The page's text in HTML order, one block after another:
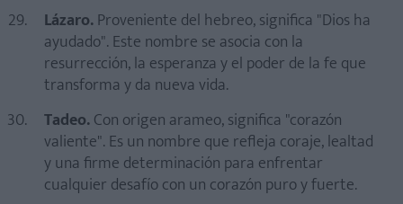
Lázaro.Proveniente del hebreo, significa "Dios ha
ayudado". Este nombre se asocia con la
resurrección, la esperanza y el poder de la fe que
transforma y da nueva vida.
Tadeo.Con origen arameo, significa "corazón
valiente". Es un nombre que refleja coraje, lealtad
y una firme determinación para enfrentar
cualquier desafío con un corazón puro y fuerte.